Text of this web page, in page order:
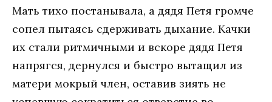
Мать тихо постанывала, а дядя Петя громче
сопел пытаясь сдерживать дыхание. Качки
их стали ритмичными и вскоре дядя Петя
напрягся, дернулся и быстро вытащил из
матери мокрый член, оставив зиять не